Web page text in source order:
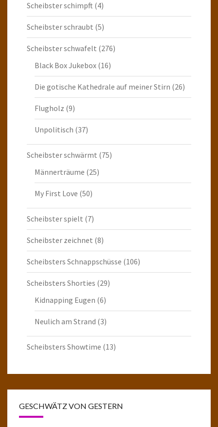
Scheibster schimpft (4)
Scheibster schraubt (5)
Scheibster schwafelt (276)
Black Box Jukebox (16)
Die gotische Kathedrale auf meiner Stirn (26)
Flugholz (9)
Unpolitisch (37)
Scheibster schwärmt (75)
Männerträume (25)
My First Love (50)
Scheibster spielt (7)
Scheibster zeichnet (8)
Scheibsters Schnappschüsse (106)
Scheibsters Shorties (29)
Kidnapping Eugen (6)
Neulich am Strand (3)
Scheibsters Showtime (13)
GESCHWÄTZ VON GESTERN